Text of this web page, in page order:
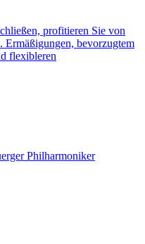
profitieren Sie von
bevorzugtem
flexibleren
Philharmoniker